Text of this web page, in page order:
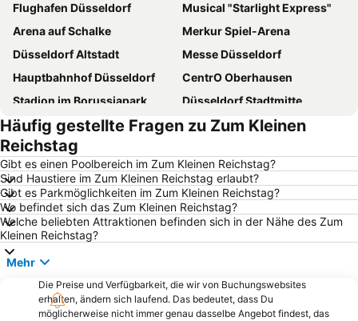
Flughafen Düsseldorf
Musical "Starlight Express"
Arena auf Schalke
Merkur Spiel-Arena
Düsseldorf Altstadt
Messe Düsseldorf
Hauptbahnhof Düsseldorf
CentrO Oberhausen
Stadion im Borussiapark
Düsseldorf Stadtmitte
Movie Park
Flughafen Weeze
Messe Essen
Hauptbahnhof Essen
Amphitheater
Bahnhof Düsseldorf Flughafen
Apart
Kettwig
Capitol Theater Düsseldorf
Königsallee
Buer
Promenade at the CentrO Oberhausen
Landschaftspark Duisburg-Nord
Hauptbahnhof Duisburg
Zollverein Mine
Rüttenscheid
Häufig gestellte Fragen zu Zum Kleinen
Reichstag
Gibt es einen Poolbereich im Zum Kleinen Reichstag?
Sind Haustiere im Zum Kleinen Reichstag erlaubt?
Gibt es Parkmöglichkeiten im Zum Kleinen Reichstag?
Wo befindet sich das Zum Kleinen Reichstag?
Welche beliebten Attraktionen befinden sich in der Nähe des Zum
Kleinen Reichstag?
Mehr
Die Preise und Verfügbarkeit, die wir von Buchungswebsites
erhalten, ändern sich laufend. Das bedeutet, dass Du
möglicherweise nicht immer genau dasselbe Angebot findest, das